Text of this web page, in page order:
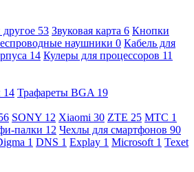
53 Звуковая карта 6 Кнопки
наушники 0 Кабель для
14 Кулеры для процессоров 11
14 Трафареты BGA 19
SONY 12 Xiaomi 30 ZTE 25 МТС 1
палки 12 Чехлы для смартфонов 90
1 DNS 1 Explay 1 Microsoft 1 Texet